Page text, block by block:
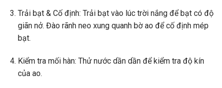
Trải bạt & Cố định: Trải bạt vào lúc trời nắng để bạt có độ
giãn nở. Đào rãnh neo xung quanh bờ ao để cố định mép
bạt.
Kiểm tra mối hàn: Thử nước dần dần để kiểm tra độ kín
của ao.